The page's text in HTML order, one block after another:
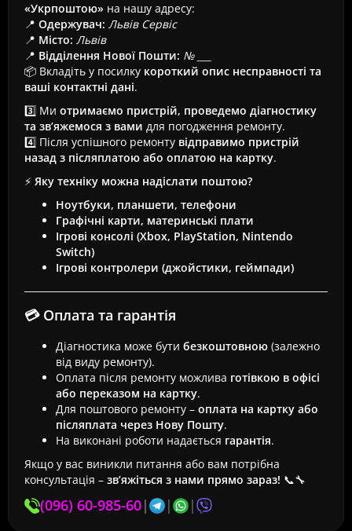
«Укрпоштою» на нашу адресу:
📍 Одержувач: Львів Сервіс
📍 Місто: Львів
📍 Відділення Нової Пошти: № ___
📦 Вкладіть у посилку короткий опис несправності та
ваші контактні дані.
3️⃣ Ми отримаємо пристрій, проведемо діагностику
та зв’яжемося з вами для погодження ремонту.
4️⃣ Після успішного ремонту відправимо пристрій
назад з післяплатою або оплатою на картку.
⚡ Яку техніку можна надіслати поштою?
Ноутбуки, планшети, телефони
Графічні карти, материнські плати
Ігрові консолі (Xbox, PlayStation, Nintendo
Switch)
Ігрові контролери (джойстики, геймпади)
💳 Оплата та гарантія
Діагностика може бути безкоштовною (залежно
від виду ремонту).
Оплата після ремонту можлива готівкою в офісі
або переказом на картку.
Для поштового ремонту – оплата на картку або
післяплата через Нову Пошту.
На виконані роботи надається гарантія.
Якщо у вас виникли питання або вам потрібна
консультація – зв’яжіться з нами прямо зараз! 📞🔧
(096) 60-985-60| | |